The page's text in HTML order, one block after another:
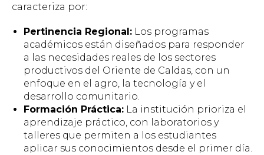
caracteriza por:
Pertinencia Regional: Los programas
académicos están diseñados para responder
a las necesidades reales de los sectores
productivos del Oriente de Caldas, con un
enfoque en el agro, la tecnología y el
desarrollo comunitario.
Formación Práctica: La institución prioriza el
aprendizaje práctico, con laboratorios y
talleres que permiten a los estudiantes
aplicar sus conocimientos desde el primer día.